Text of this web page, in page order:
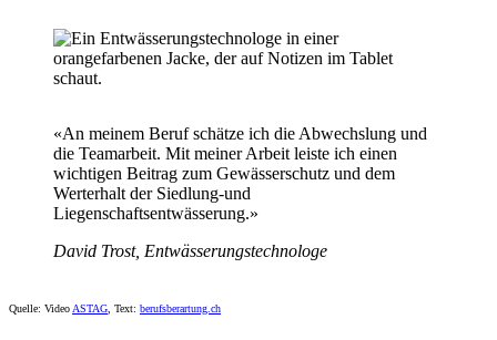
«An meinem Beruf schätze ich die Abwechslung und
die Teamarbeit. Mit meiner Arbeit leiste ich einen
wichtigen Beitrag zum Gewässerschutz und dem
Werterhalt der Siedlung-und
Liegenschaftsentwässerung.»
David Trost, Entwässerungstechnologe
Quelle: Video ASTAG , Text: berufsberartung.ch